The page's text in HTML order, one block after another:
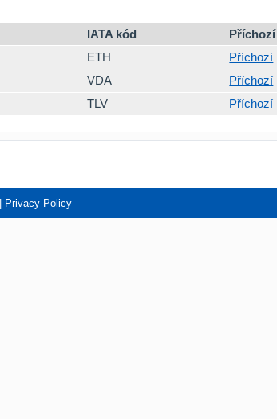
IATA kód Příchozí
ETH Příchozí
VDA Příchozí
TLV Příchozí
Privacy Policy